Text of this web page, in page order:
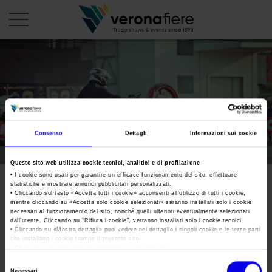
Consenso Dettagli Informazioni sui cookie
Questo sito web utilizza cookie tecnici, analitici e di profilazione
• I cookie sono usati per garantire un efficace funzionamento del sito, effettuare
statistiche e mostrare annunci pubblicitari personalizzati.
• Cliccando sul tasto «Accetta tutti i cookie» acconsenti all’utilizzo di tutti i cookie,
mentre cliccando su «Accetta solo cookie selezionati» saranno installati solo i cookie
necessari al funzionamento del sito, nonché quelli ulteriori eventualmente selezionati
dall’utente. Cliccando su “ Rifiuta i cookie”, verranno installati solo i cookie tecnici.
• Cliccando su «Mostra dettagli» puoi vedere nel dettaglio i singoli cookie e le terze parti
che installano i cookie tramite il presente sito.
it
PROFILO AZIENDALE
Statuto
Collegio Sindacale
Struttura organizzativa
Gruppo Veronafiere
Membership
LE NOSTRE FIERE
Calendario Estero 2026
Calendario Italia 2027 – Primo semestre
Calendario Estero 2027 – Primo semestre
I nostri prodotti in Italia
Organizza una Fiera
Mappa e Servizi in quartiere
Una fiera, la sua città. Perché Verona
AREA STAMPA
Cartella stampa
Comunicati Stampa
Galleria fotografica
Home
Info e servizi
Motorbike Expo 2016
Tweet